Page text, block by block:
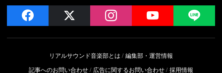
facebook instagram YouTube
リアルサウンド音楽部とは
編集部・運営情報
記事へのお問い合わせ
広告に関するお問い合わせ 採用情報